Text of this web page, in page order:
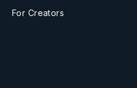
For Creators